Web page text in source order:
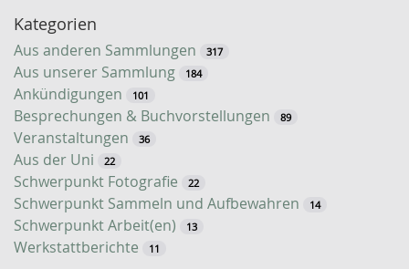
S
u
c
h
e
Kategorien
Aus anderen Sammlungen 317
Aus unserer Sammlung 184
Ankündigungen 101
Besprechungen & Buchvorstellungen 89
Veranstaltungen 36
Aus der Uni 22
Schwerpunkt Fotografie 22
Schwerpunkt Sammeln und Aufbewahren 14
Schwerpunkt Arbeit(en) 13
Werkstattberichte 11